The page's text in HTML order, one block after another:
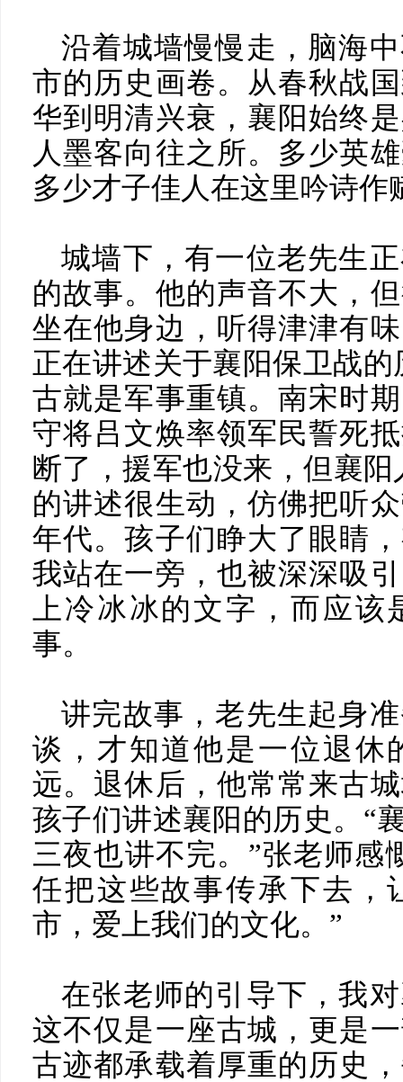
沿着城墙慢慢走，脑海
市的历史画卷。从春秋战
华到明清兴衰，襄阳始终
人墨客向往之所。多少英
多少才子佳人在这里吟诗作
城墙下，有一位老先生
的故事。他的声音不大，
坐在他身边，听得津津有
正在讲述关于襄阳保卫战
古就是军事重镇。南宋时
守将吕文焕率领军民誓死
断了，援军也没来，但襄
的讲述很生动，仿佛把听
年代。孩子们睁大了眼睛
我站在一旁，也被深深吸
上冷冰冰的文字，而应
事。
讲完故事，老先生起身
谈，才知道他是一位退休
远。退休后，他常常来古
孩子们讲述襄阳的历史。“
三夜也讲不完。”张老师感
任把这些故事传承下去，
市，爱上我们的文化。”
在张老师的引导下，我
这不仅是一座古城，更是
古迹都承载着厚重的历史